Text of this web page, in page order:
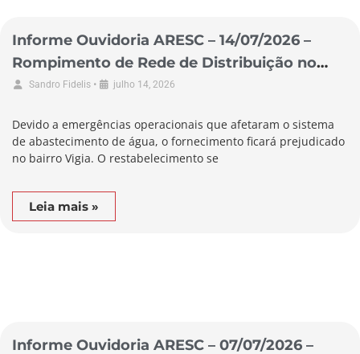
Informe Ouvidoria ARESC – 14/07/2026 –
Rompimento de Rede de Distribuição no
Município de Garopaba
Sandro Fidelis • julho 14, 2026
Devido a emergências operacionais que afetaram o sistema
de abastecimento de água, o fornecimento ficará prejudicado
no bairro Vigia. O restabelecimento se
Leia mais »
Informe Ouvidoria ARESC – 07/07/2026 –